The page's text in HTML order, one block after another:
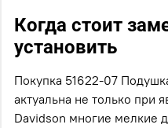
Когда стоит
установить
Покупка 51622-07
актуальна не только при
Davidson многие мелкие